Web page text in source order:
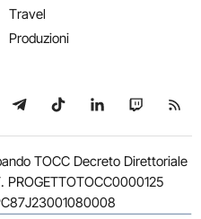
Travel
Produzioni
YouTube
su WhatsApp
Seguici su Telegram
Seguici su TikTok
Seguici su
Seguici
TOCC Decreto Direttoriale